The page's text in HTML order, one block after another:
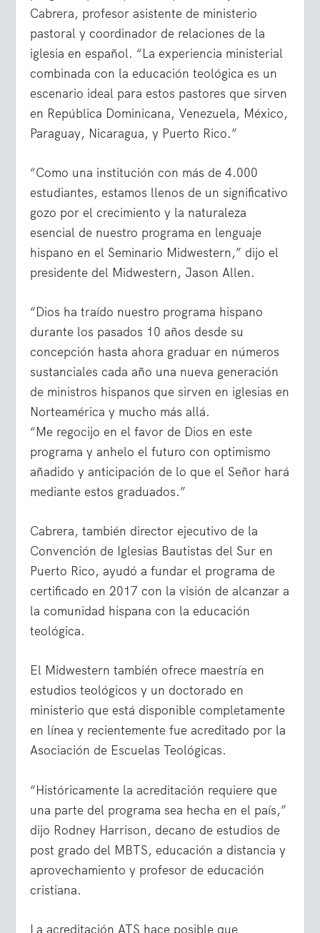
Cabrera, profesor asistente de ministerio
pastoral y coordinador de relaciones de la
iglesia en español. “La experiencia ministerial
combinada con la educación teológica es un
escenario ideal para estos pastores que sirven
en República Dominicana, Venezuela, México,
Paraguay, Nicaragua, y Puerto Rico.”
“Como una institución con más de 4.000
estudiantes, estamos llenos de un significativo
gozo por el crecimiento y la naturaleza
esencial de nuestro programa en lenguaje
hispano en el Seminario Midwestern,” dijo el
presidente del Midwestern, Jason Allen.
“Dios ha traído nuestro programa hispano
durante los pasados 10 años desde su
concepción hasta ahora graduar en números
sustanciales cada año una nueva generación
de ministros hispanos que sirven en iglesias en
Norteamérica y mucho más allá.
“Me regocijo en el favor de Dios en este
programa y anhelo el futuro con optimismo
añadido y anticipación de lo que el Señor hará
mediante estos graduados.”
Cabrera, también director ejecutivo de la
Convención de Iglesias Bautistas del Sur en
Puerto Rico, ayudó a fundar el programa de
certificado en 2017 con la visión de alcanzar a
la comunidad hispana con la educación
teológica.
El Midwestern también ofrece maestría en
estudios teológicos y un doctorado en
ministerio que está disponible completamente
en línea y recientemente fue acreditado por la
Asociación de Escuelas Teológicas.
“Históricamente la acreditación requiere que
una parte del programa sea hecha en el país,”
dijo Rodney Harrison, decano de estudios de
post grado del MBTS, educación a distancia y
aprovechamiento y profesor de educación
cristiana.
La acreditación ATS hace posible que